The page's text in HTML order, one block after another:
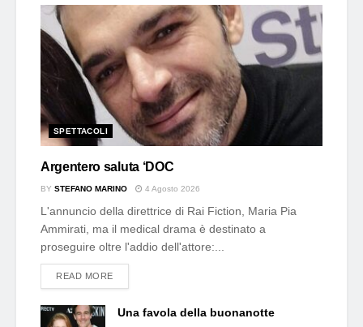
SPETTACOLI
Argentero saluta ‘DOC
BY STEFANO MARINO 4 Agosto 2026
L'annuncio della direttrice di Rai Fiction, Maria Pia
Ammirati, ma il medical drama è destinato a
proseguire oltre l'addio dell'attore:...
READ MOREDETAILS
Una favola della buonanotte